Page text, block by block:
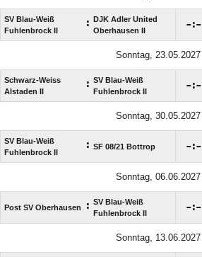
SV Blau-Weiß
Fuhlenbrock II
: DJK Adler United
Oberhausen II
:
Sonntag, 23.05.2027
Schwarz-Weiss
Alstaden II
: SV Blau-Weiß
Fuhlenbrock II
:
Sonntag, 30.05.2027
SV Blau-Weiß
Fuhlenbrock II
: SF 08/​21 Bottrop :
Sonntag, 06.06.2027
Post SV Oberhausen : SV Blau-Weiß
Fuhlenbrock II
:
Sonntag, 13.06.2027